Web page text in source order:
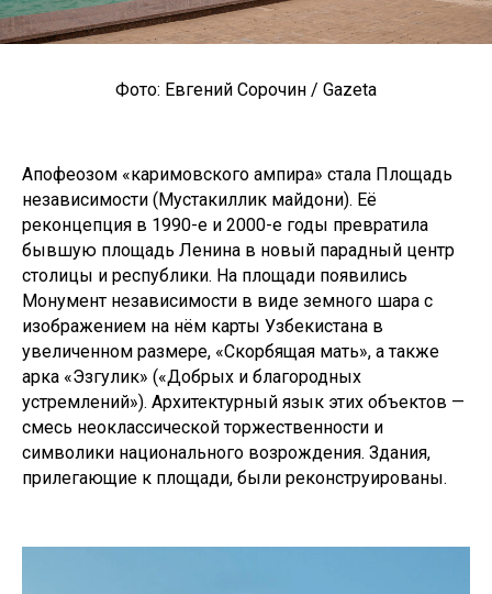
Фото: Евгений Сорочин / Gazeta
Апофеозом «каримовского ампира» стала Площадь
независимости (Мустакиллик майдони). Её
реконцепция в 1990-е и 2000-е годы превратила
бывшую площадь Ленина в новый парадный центр
столицы и республики. На площади появились
Монумент независимости в виде земного шара с
изображением на нём карты Узбекистана в
увеличенном размере, «Скорбящая мать», а также
арка «Эзгулик» («Добрых и благородных
устремлений»). Архитектурный язык этих объектов —
смесь неоклассической торжественности и
символики национального возрождения. Здания,
прилегающие к площади, были реконструированы.